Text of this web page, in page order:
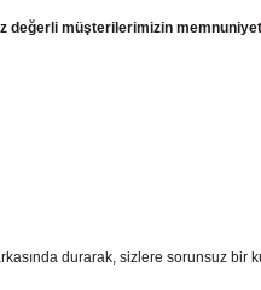
değerli müşterilerimizin
durarak, sizlere sorunsuz bir